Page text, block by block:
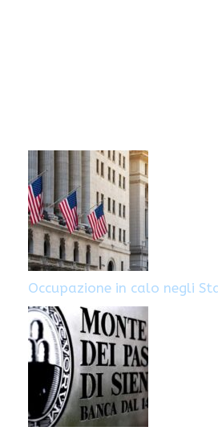
Occupazione in calo negli